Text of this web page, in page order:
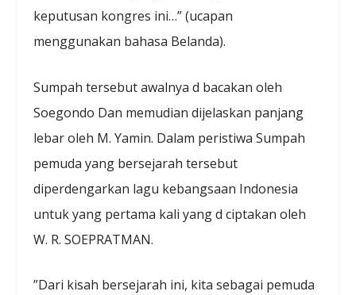
keputusan kongres ini…” (ucapan
menggunakan bahasa Belanda).
Sumpah tersebut awalnya d bacakan oleh
Soegondo Dan memudian dijelaskan panjang
lebar oleh M. Yamin. Dalam peristiwa Sumpah
pemuda yang bersejarah tersebut
diperdengarkan lagu kebangsaan Indonesia
untuk yang pertama kali yang d ciptakan oleh
W. R. SOEPRATMAN.
”Dari kisah bersejarah ini, kita sebagai pemuda